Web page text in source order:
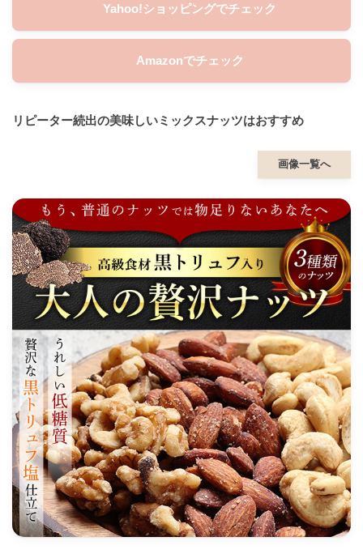
Yahoo!ショッピングでチェック
Amazonでチェック
リピーター続出の美味しいミックスナッツはおすすめ
画像一覧へ